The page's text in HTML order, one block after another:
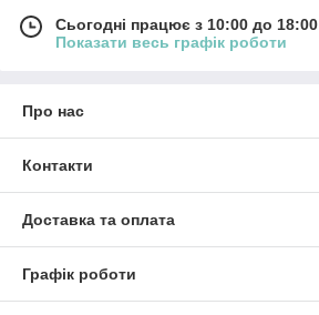
Сьогодні працює з 10:00 до 18:00
Показати весь графік роботи
Про нас
Контакти
Доставка та оплата
Графік роботи